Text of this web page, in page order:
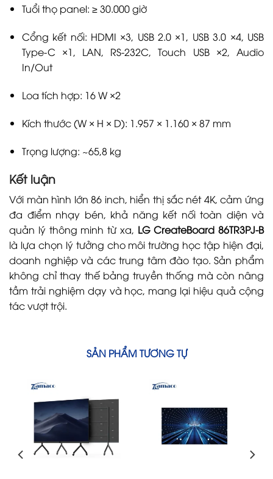
Tuổi thọ panel: ≥ 30.000 giờ
Cổng kết nối: HDMI ×3, USB 2.0 ×1, USB 3.0 ×4, USB
Type-C ×1, LAN, RS-232C, Touch USB ×2, Audio
In/Out
Loa tích hợp: 16 W ×2
Kích thước (W × H × D): 1.957 × 1.160 × 87 mm
Trọng lượng: ~65,8 kg
Kết luận
Với màn hình lớn 86 inch, hiển thị sắc nét 4K, cảm ứng
đa điểm nhạy bén, khả năng kết nối toàn diện và
quản lý thông minh từ xa, LG CreateBoard 86TR3PJ-B
là lựa chọn lý tưởng cho môi trường học tập hiện đại,
doanh nghiệp và các trung tâm đào tạo. Sản phẩm
không chỉ thay thế bảng truyền thống mà còn nâng
tầm trải nghiệm dạy và học, mang lại hiệu quả cộng
tác vượt trội.
SẢN PHẨM TƯƠNG TỰ